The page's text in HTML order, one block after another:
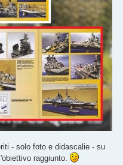
- solo foto e didascalie - su
raggiunto.